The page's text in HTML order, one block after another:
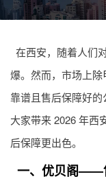
在西安，随着人们
爆。然而，市场上除
靠谱且售后保障好
大家带来 2026 年西
后保障更出色。
一、优贝阁——